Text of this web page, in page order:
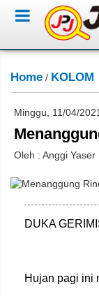
Home / KOLOM
Minggu, 11/04/
Oleh : Anggi Yaser
DUKA
Hujan pagi ini